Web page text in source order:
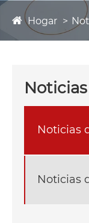
Hogar
Noticias
Noticias
Noticias